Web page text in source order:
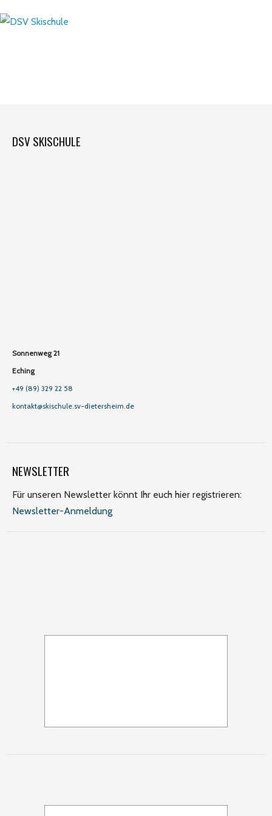
DSV SKISCHULE
Sonnenweg 21
Eching
+49 (89) 329 22 58
kontakt@skischule.sv-dietersheim.de
NEWSLETTER
Für unseren Newsletter könnt Ihr euch hier registrieren:
Newsletter-Anmeldung